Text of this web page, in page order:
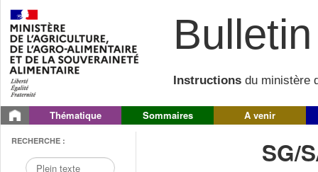
Instructions du ministère
Thématique Sommaires A venir
RECHERCHE : SG/